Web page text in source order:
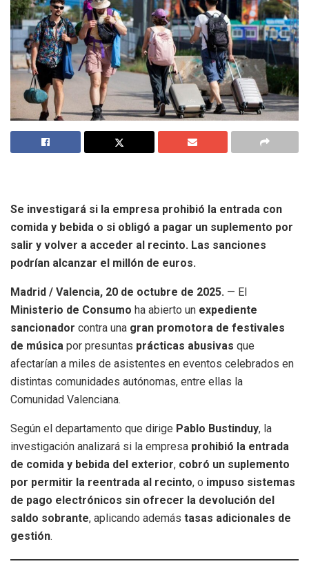
Se investigará si la empresa prohibió la entrada con
comida y bebida o si obligó a pagar un suplemento por
salir y volver a acceder al recinto. Las sanciones
podrían alcanzar el millón de euros.
Madrid / Valencia, 20 de octubre de 2025. — El
Ministerio de Consumo ha abierto un expediente
sancionador contra una gran promotora de festivales
de música por presuntas prácticas abusivas que
afectarían a miles de asistentes en eventos celebrados en
distintas comunidades autónomas, entre ellas la
Comunidad Valenciana.
Según el departamento que dirige Pablo Bustinduy, la
investigación analizará si la empresa prohibió la entrada
de comida y bebida del exterior, cobró un suplemento
por permitir la reentrada al recinto, o impuso sistemas
de pago electrónicos sin ofrecer la devolución del
saldo sobrante, aplicando además tasas adicionales de
gestión.